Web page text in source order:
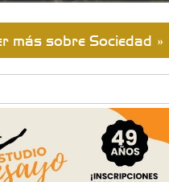
más sobre Sociedad »